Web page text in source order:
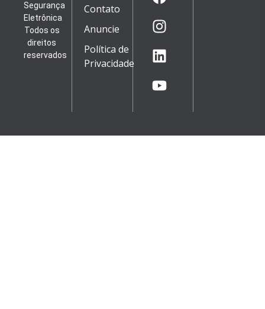
Segurança
Eletrônica
Todos os
direitos
reservados
Contato
Anuncie
Política de
Privacidade